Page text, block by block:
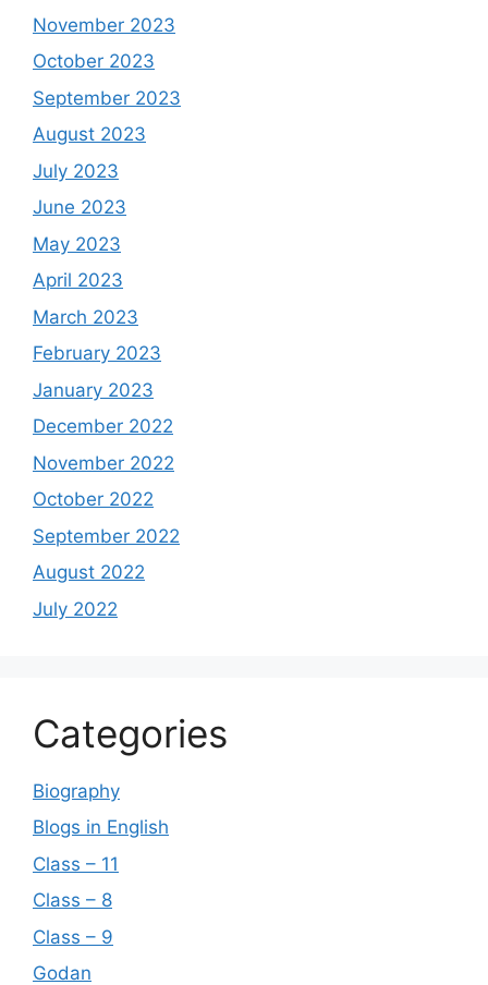
November 2023
October 2023
September 2023
August 2023
July 2023
June 2023
May 2023
April 2023
March 2023
February 2023
January 2023
December 2022
November 2022
October 2022
September 2022
August 2022
July 2022
Categories
Biography
Blogs in English
Class – 11
Class – 8
Class – 9
Godan